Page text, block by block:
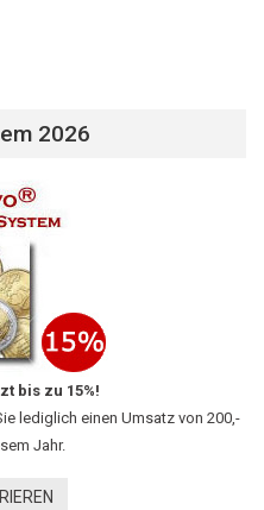
2026
bis zu 15%!
lediglich einen Umsatz von 200,-
Jahr.